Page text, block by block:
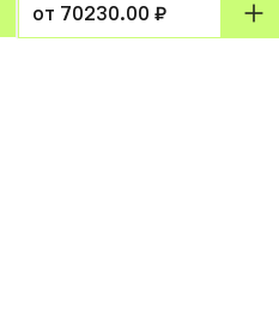
от 70230.00 ₽